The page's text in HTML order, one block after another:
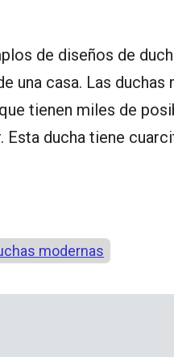
de diseños de
una casa. Las duchas
tienen miles de
Esta ducha tiene
modernas